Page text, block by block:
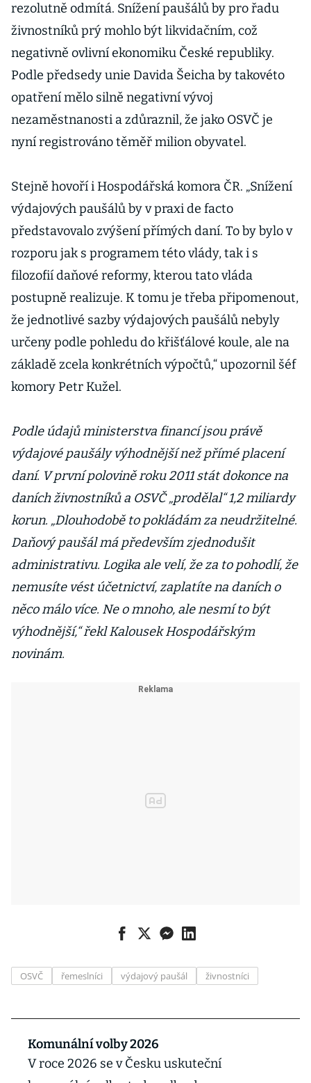
rezolutně odmítá. Snížení paušálů by pro řadu
živnostníků prý mohlo být likvidačním, což
negativně ovlivní ekonomiku České republiky.
Podle předsedy unie Davida Šeicha by takovéto
opatření mělo silně negativní vývoj
nezaměstnanosti a zdůraznil, že jako OSVČ je
nyní registrováno těměř milion obyvatel.
Stejně hovoří i Hospodářská komora ČR. „Snížení
výdajových paušálů by v praxi de facto
představovalo zvýšení přímých daní. To by bylo v
rozporu jak s programem této vlády, tak i s
filozofií daňové reformy, kterou tato vláda
postupně realizuje. K tomu je třeba připomenout,
že jednotlivé sazby výdajových paušálů nebyly
určeny podle pohledu do křišťálové koule, ale na
základě zcela konkrétních výpočtů,“ upozornil šéf
komory Petr Kužel.
Podle údajů ministerstva financí jsou právě
výdajové paušály výhodnější než přímé placení
daní. V první polovině roku 2011 stát dokonce na
daních živnostníků a OSVČ „prodělal“ 1,2 miliardy
korun. „Dlouhodobě to pokládám za neudržitelné.
Daňový paušál má především zjednodušit
administrativu. Logika ale velí, že za to pohodlí, že
nemusíte vést účetnictví, zaplatíte na daních o
něco málo více. Ne o mnoho, ale nesmí to být
výhodnější,“ řekl Kalousek Hospodářským
novinám.
OSVČ řemeslníci výdajový paušál živnostníci
Komunální volby 2026
V roce 2026 se v Česku uskuteční